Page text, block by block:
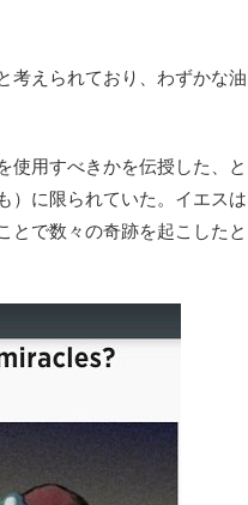
考えられており、わずかな油
用すべきかを伝授した、と
）に限られていた。イエスは
とで数々の奇跡を起こしたと